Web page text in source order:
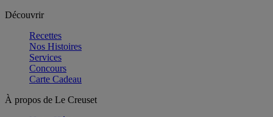
Découvrir
Recettes
Nos Histoires
Services
Concours
Carte Cadeau
À propos de Le Creuset